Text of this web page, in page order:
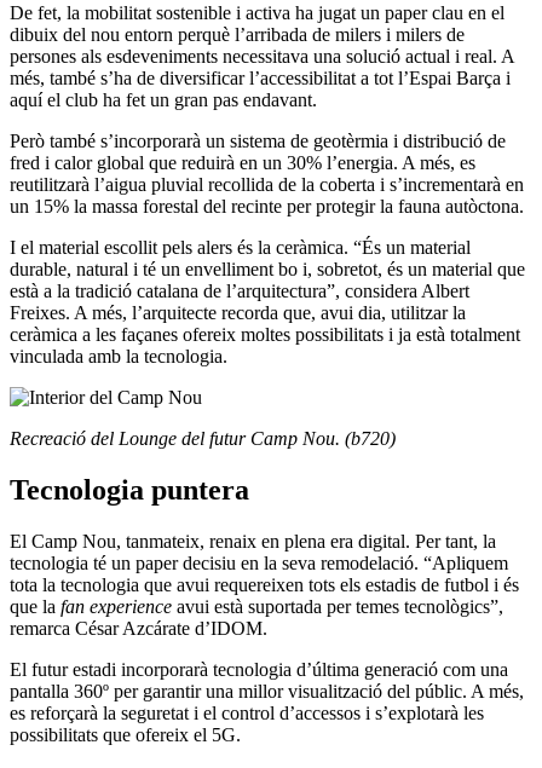
De fet, la mobilitat sostenible i activa ha jugat un paper clau en el
dibuix del nou entorn perquè l’arribada de milers i milers de
persones als esdeveniments necessitava una solució actual i real. A
més, també s’ha de diversificar l’accessibilitat a tot l’Espai Barça i
aquí el club ha fet un gran pas endavant.
Però també s’incorporarà un sistema de geotèrmia i distribució de
fred i calor global que reduirà en un 30% l’energia. A més, es
reutilitzarà l’aigua pluvial recollida de la coberta i s’incrementarà en
un 15% la massa forestal del recinte per protegir la fauna autòctona.
I el material escollit pels alers és la ceràmica. “És un material
durable, natural i té un envelliment bo i, sobretot, és un material que
està a la tradició catalana de l’arquitectura”, considera Albert
Freixes. A més, l’arquitecte recorda que, avui dia, utilitzar la
ceràmica a les façanes ofereix moltes possibilitats i ja està totalment
vinculada amb la tecnologia.
Recreació del Lounge del futur Camp Nou. (b720)
Tecnologia puntera
El Camp Nou, tanmateix, renaix en plena era digital. Per tant, la
tecnologia té un paper decisiu en la seva remodelació. “Apliquem
tota la tecnologia que avui requereixen tots els estadis de futbol i és
que la fan experience avui està suportada per temes tecnològics”,
remarca César Azcárate d’IDOM.
El futur estadi incorporarà tecnologia d’última generació com una
pantalla 360º per garantir una millor visualització del públic. A més,
es reforçarà la seguretat i el control d’accessos i s’explotarà les
possibilitats que ofereix el 5G.